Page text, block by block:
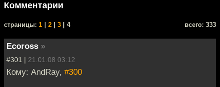
Комментарии
cтраницы: 1 2 3 | 4 всего: 333
Ecoross »
#301 | 21.01.08 03:12
Кому: AndRay, #300